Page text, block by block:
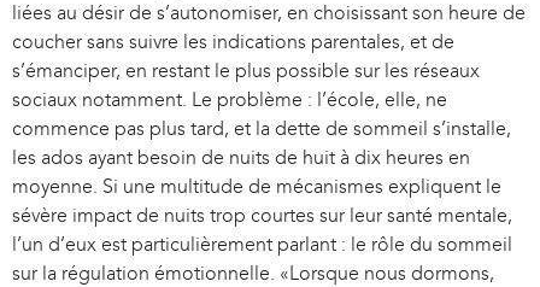
n
a
l
)
r
n
a
l
)
liées au désir de s’autonomiser, en choisissant son heure de
coucher sans suivre les indications parentales, et de
s’émanciper, en restant le plus possible sur les réseaux
sociaux notamment. Le problème : l’école, elle, ne
commence pas plus tard, et la dette de sommeil s’installe,
les ados ayant besoin de nuits de huit à dix heures en
moyenne. Si une multitude de mécanismes expliquent le
sévère impact de nuits trop courtes sur leur santé mentale,
l’un d’eux est particulièrement parlant : le rôle du sommeil
sur la régulation émotionnelle. «Lorsque nous dormons,